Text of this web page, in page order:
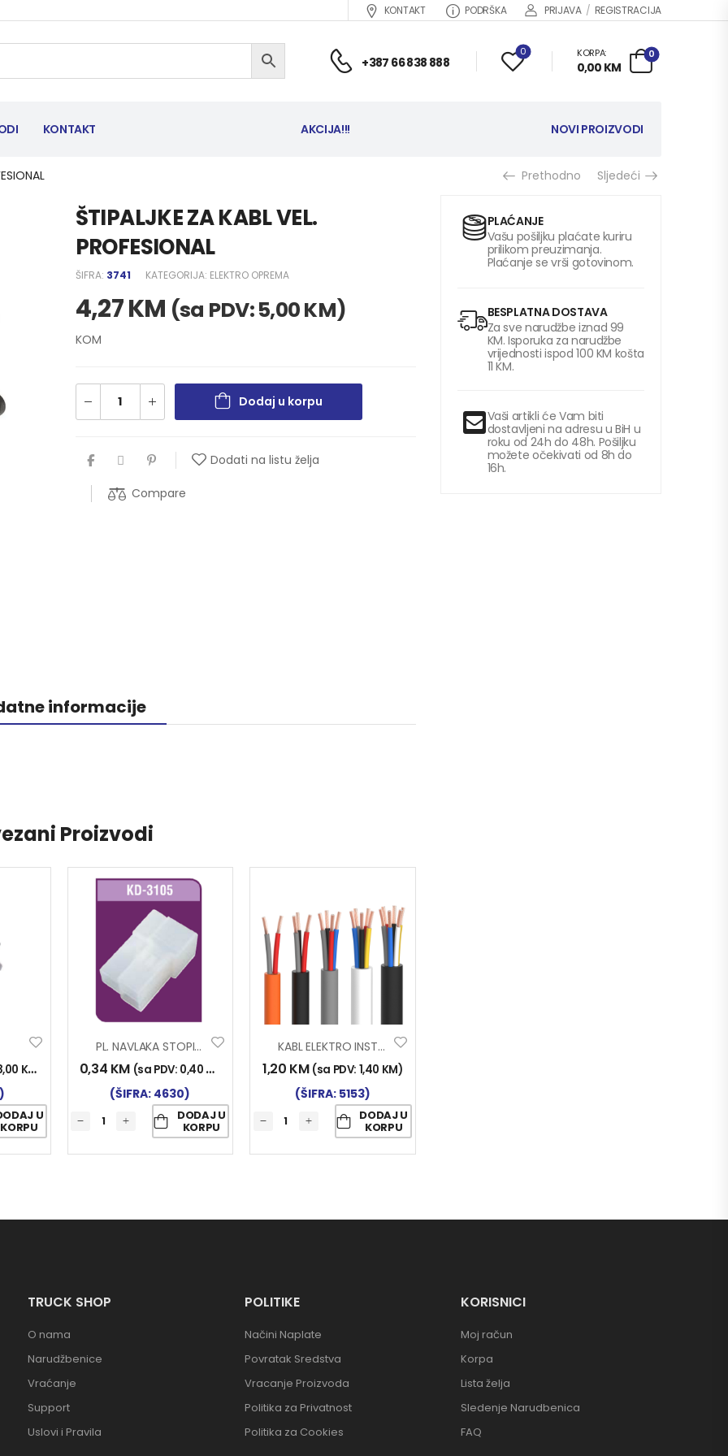
KONTAKT PODRŠKA PRIJAVA / REGISTRACIJA
+387 66 838 888
0 KORPA:
0,00 KM
0
KONTAKT AKCIJA!!! NOVI PROIZVODI
Prethodno Sljedeći
ŠTIPALJKE ZA KABL VEL.
PROFESIONAL
ŠIFRA: 3741 KATEGORIJA: ELEKTRO OPREMA
4,27KM (sa PDV:5,00KM)
KOM
Dodaj u korpu
Dodati na listu želja
Compare
informacije
Proizvodi
KM
U
KORPU
PL. NAVLAKA STOPICE Ž 3 ST. 3105
0,34 KM (sa PDV: 0,40 KM
(ŠIFRA: 4630)
DODAJ U
KORPU
KABL ELEKTRO INST. 2×0.75
1,20 KM (sa PDV: 1,40 KM)
(ŠIFRA: 5153)
DODAJ U
KORPU
PLAĆANJE
Vašu pošiljku plaćate kuriru
prilikom preuzimanja.
Plaćanje se vrši gotovinom.
BESPLATNA DOSTAVA
Za sve narudžbe iznad 99
KM. Isporuka za narudžbe
vrijednosti ispod 100 KM košta
11 KM.
Vaši artikli će Vam biti
dostavljeni na adresu u BiH u
roku od 24h do 48h. Pošiljku
možete očekivati od 8h do
16h.
TRUCK SHOP
O nama
Narudžbenice
Vraćanje
Support
Uslovi i Pravila
POLITIKE
Načini Naplate
Povratak Sredstva
Vracanje Proizvoda
Politika za Privatnost
Politika za Cookies
KORISNICI
Moj račun
Korpa
Lista želja
Sledenje Narudbenica
FAQ